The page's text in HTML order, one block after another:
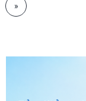
»